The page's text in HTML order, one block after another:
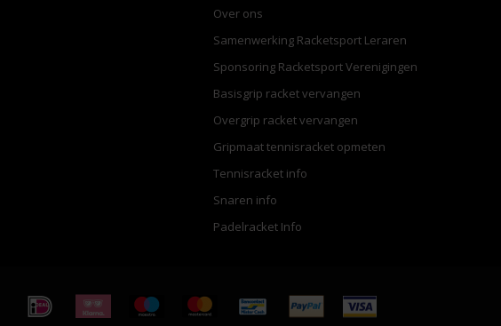
Over ons
Samenwerking Racketsport Leraren
Sponsoring Racketsport Verenigingen
Basisgrip racket vervangen
Overgrip racket vervangen
Gripmaat tennisracket opmeten
Tennisracket info
Snaren info
Padelracket Info